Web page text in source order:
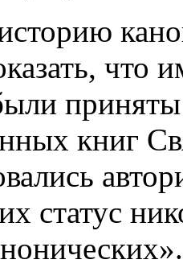
что
книг
статус